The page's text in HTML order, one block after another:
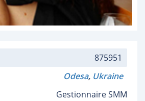
875951
Odesa, Ukraine
Gestionnaire SMM